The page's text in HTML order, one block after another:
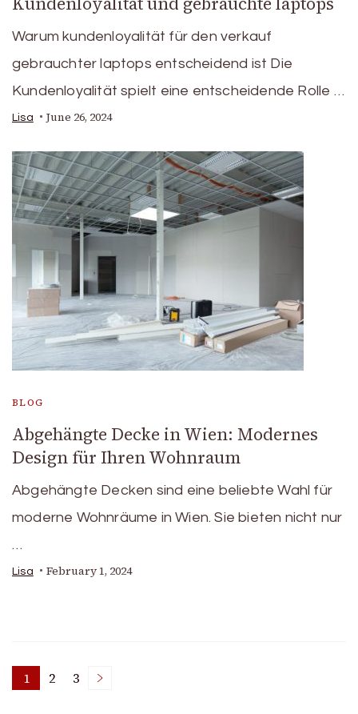
Warum kundenloyalität für den verkauf
gebrauchter laptops entscheidend ist Die
Kundenloyalität spielt eine entscheidende Rolle …
Lisa June 26, 2024
BLOG
Abgehängte Decke in Wien: Modernes
Design für Ihren Wohnraum
Abgehängte Decken sind eine beliebte Wahl für
moderne Wohnräume in Wien. Sie bieten nicht nur
…
Lisa February 1, 2024
Posts
Page
1 Page
2 Page
3